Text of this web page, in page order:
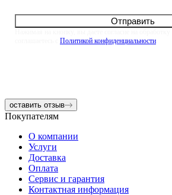
Политикой конфиденциальности
Отправить
оставить отзыв
Покупателям
О компании
Услуги
Доставка
Оплата
Сервис и гарантия
Контактная информация